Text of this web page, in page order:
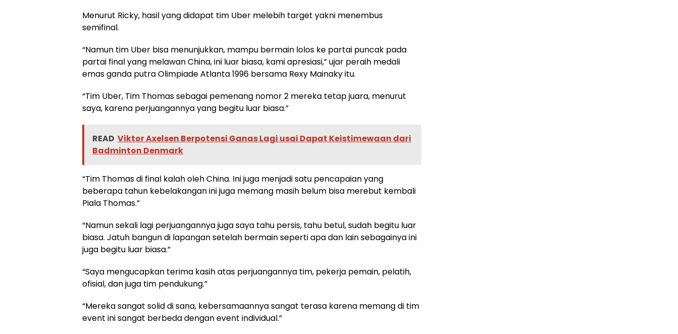
Menurut Ricky, hasil yang didapat tim Uber melebih target yakni menembus
semifinal.
“Namun tim Uber bisa menunjukkan, mampu bermain lolos ke partai puncak pada
partai final yang melawan China, ini luar biasa, kami apresiasi,” ujar peraih medali
emas ganda putra Olimpiade Atlanta 1996 bersama Rexy Mainaky itu.
“Tim Uber, Tim Thomas sebagai pemenang nomor 2 mereka tetap juara, menurut
saya, karena perjuangannya yang begitu luar biasa.”
READ Viktor Axelsen Berpotensi Ganas Lagi usai Dapat Keistimewaan dari
Badminton Denmark
“Tim Thomas di final kalah oleh China. Ini juga menjadi satu pencapaian yang
beberapa tahun kebelakangan ini juga memang masih belum bisa merebut kembali
Piala Thomas.”
“Namun sekali lagi perjuangannya juga saya tahu persis, tahu betul, sudah begitu luar
biasa. Jatuh bangun di lapangan setelah bermain seperti apa dan lain sebagainya ini
juga begitu luar biasa.”
“Saya mengucapkan terima kasih atas perjuangannya tim, pekerja pemain, pelatih,
ofisial, dan juga tim pendukung.”
“Mereka sangat solid di sana, kebersamaannya sangat terasa karena memang di tim
event ini sangat berbeda dengan event individual.”